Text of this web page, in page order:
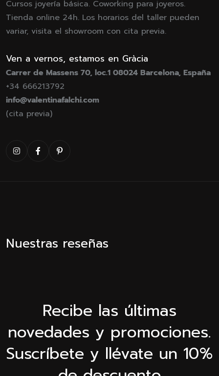
Cursos joyería básica. Coworking para joyeros.
Tienda online 24h. Los horarios del taller pueden
variar, visita el showroom con cita previa.
Ven a vernos, estamos en Gràcia
Carrer de Massens 70, loc.1 08024 Barcelona, España
+34 666213792
info@valentinafalchi.com
(cita previa)
Nuestras reseñas
Recibe las últimas
novedades y promociones.
Suscríbete y llévate un 10%